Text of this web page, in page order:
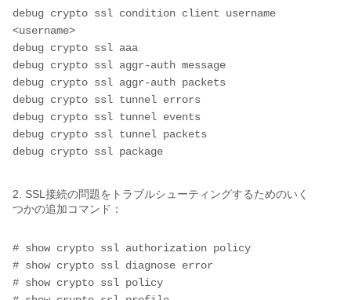
debug crypto ssl condition client username
<username>
debug crypto ssl aaa
debug crypto ssl aggr-auth message
debug crypto ssl aggr-auth packets
debug crypto ssl tunnel errors
debug crypto ssl tunnel events
debug crypto ssl tunnel packets
debug crypto ssl package
2. SSL接続の問題をトラブルシューティングするためのいく
つかの追加コマンド：
# show crypto ssl authorization policy
# show crypto ssl diagnose error
# show crypto ssl policy